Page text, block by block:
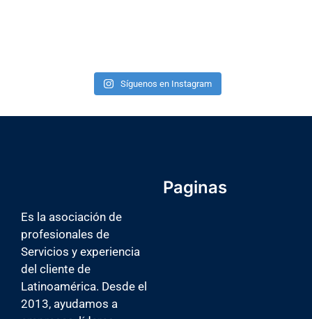
Síguenos en Instagram
Es la asociación de
profesionales de
Servicios y experiencia
del cliente de
Latinoamérica. Desde el
2013, ayudamos a
Paginas